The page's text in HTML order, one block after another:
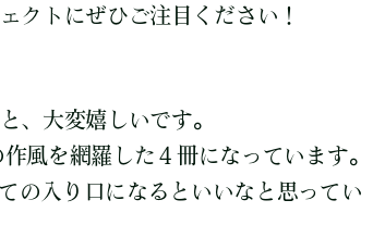
クトにぜひご注目ください！
、大変嬉しいです。
風を網羅した４冊になっています。
の入り口になるといいなと思ってい